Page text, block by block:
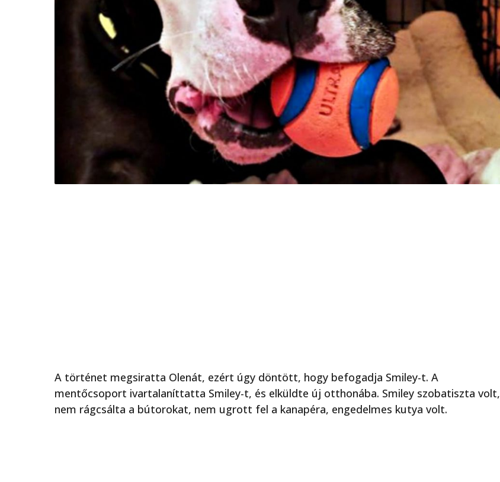
A történet megsiratta Olenát, ezért úgy döntött, hogy befogadja Smiley-t. A
mentőcsoport ivartalaníttatta Smiley-t, és elküldte új otthonába. Smiley szobatiszta volt,
nem rágcsálta a bútorokat, nem ugrott fel a kanapéra, engedelmes kutya volt.